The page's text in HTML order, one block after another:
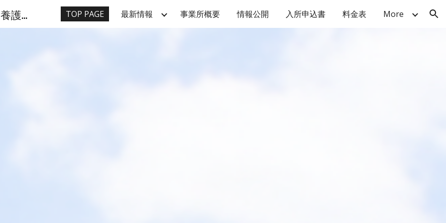
to main content Skip to navigation
九十九園（東京都青梅市）特別養護老人ホーム ショートステイ TOP PAGE 最新情報 事業所概要 情報公開 入所申込書 料金表 More